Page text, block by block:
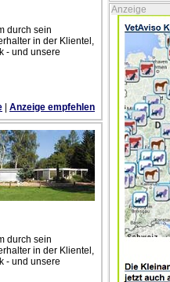
Anzeige
durch sein
in der Klientel,
- und unsere
Anzeige empfehlen
durch sein
in der Klientel,
- und unsere